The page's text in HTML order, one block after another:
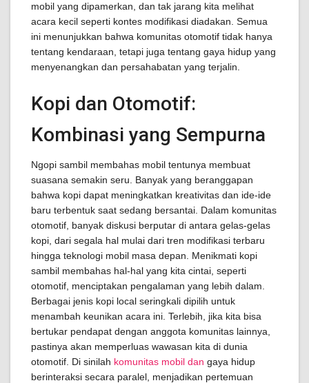
mobil yang dipamerkan, dan tak jarang kita melihat
acara kecil seperti kontes modifikasi diadakan. Semua
ini menunjukkan bahwa komunitas otomotif tidak hanya
tentang kendaraan, tetapi juga tentang gaya hidup yang
menyenangkan dan persahabatan yang terjalin.
Kopi dan Otomotif:
Kombinasi yang Sempurna
Ngopi sambil membahas mobil tentunya membuat
suasana semakin seru. Banyak yang beranggapan
bahwa kopi dapat meningkatkan kreativitas dan ide-ide
baru terbentuk saat sedang bersantai. Dalam komunitas
otomotif, banyak diskusi berputar di antara gelas-gelas
kopi, dari segala hal mulai dari tren modifikasi terbaru
hingga teknologi mobil masa depan. Menikmati kopi
sambil membahas hal-hal yang kita cintai, seperti
otomotif, menciptakan pengalaman yang lebih dalam.
Berbagai jenis kopi local seringkali dipilih untuk
menambah keunikan acara ini. Terlebih, jika kita bisa
bertukar pendapat dengan anggota komunitas lainnya,
pastinya akan memperluas wawasan kita di dunia
otomotif. Di sinilah komunitas mobil dan gaya hidup
berinteraksi secara paralel, menjadikan pertemuan